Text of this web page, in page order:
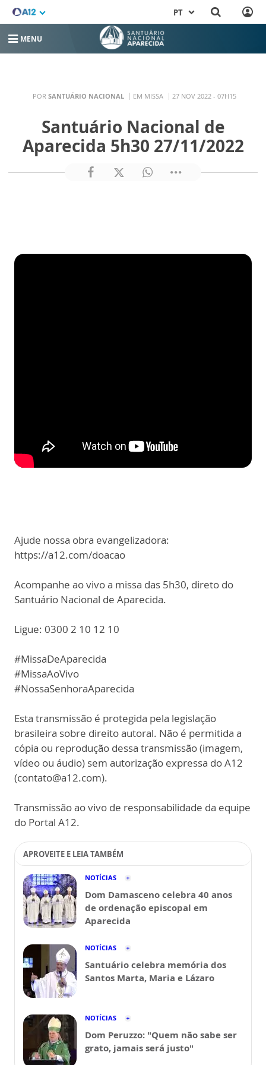
PT
MENU
POR SANTUÁRIO NACIONAL EM MISSA 27 NOV 2022 - 07H15
Santuário Nacional de
Aparecida 5h30 27/11/2022
Ajude nossa obra evangelizadora:
https://a12.com/doacao
Acompanhe ao vivo a missa das 5h30, direto do
Santuário Nacional de Aparecida.
Ligue: 0300 2 10 12 10
#MissaDeAparecida
#MissaAoVivo
#NossaSenhoraAparecida
Esta transmissão é protegida pela legislação
brasileira sobre direito autoral. Não é permitida a
cópia ou reprodução dessa transmissão (imagem,
vídeo ou áudio) sem autorização expressa do A12
(contato@a12.com).
Transmissão ao vivo de responsabilidade da equipe
do Portal A12.
APROVEITE E LEIA TAMBÉM
NOTÍCIAS
Dom Damasceno celebra 40 anos
de ordenação episcopal em
Aparecida
NOTÍCIAS
Santuário celebra memória dos
Santos Marta, Maria e Lázaro
NOTÍCIAS
Dom Peruzzo: "Quem não sabe ser
grato, jamais será justo"